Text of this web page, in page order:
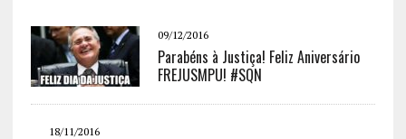
09/12/2016
Parabéns à Justiça! Feliz Aniversário
FREJUSMPU! #SQN
18/11/2016